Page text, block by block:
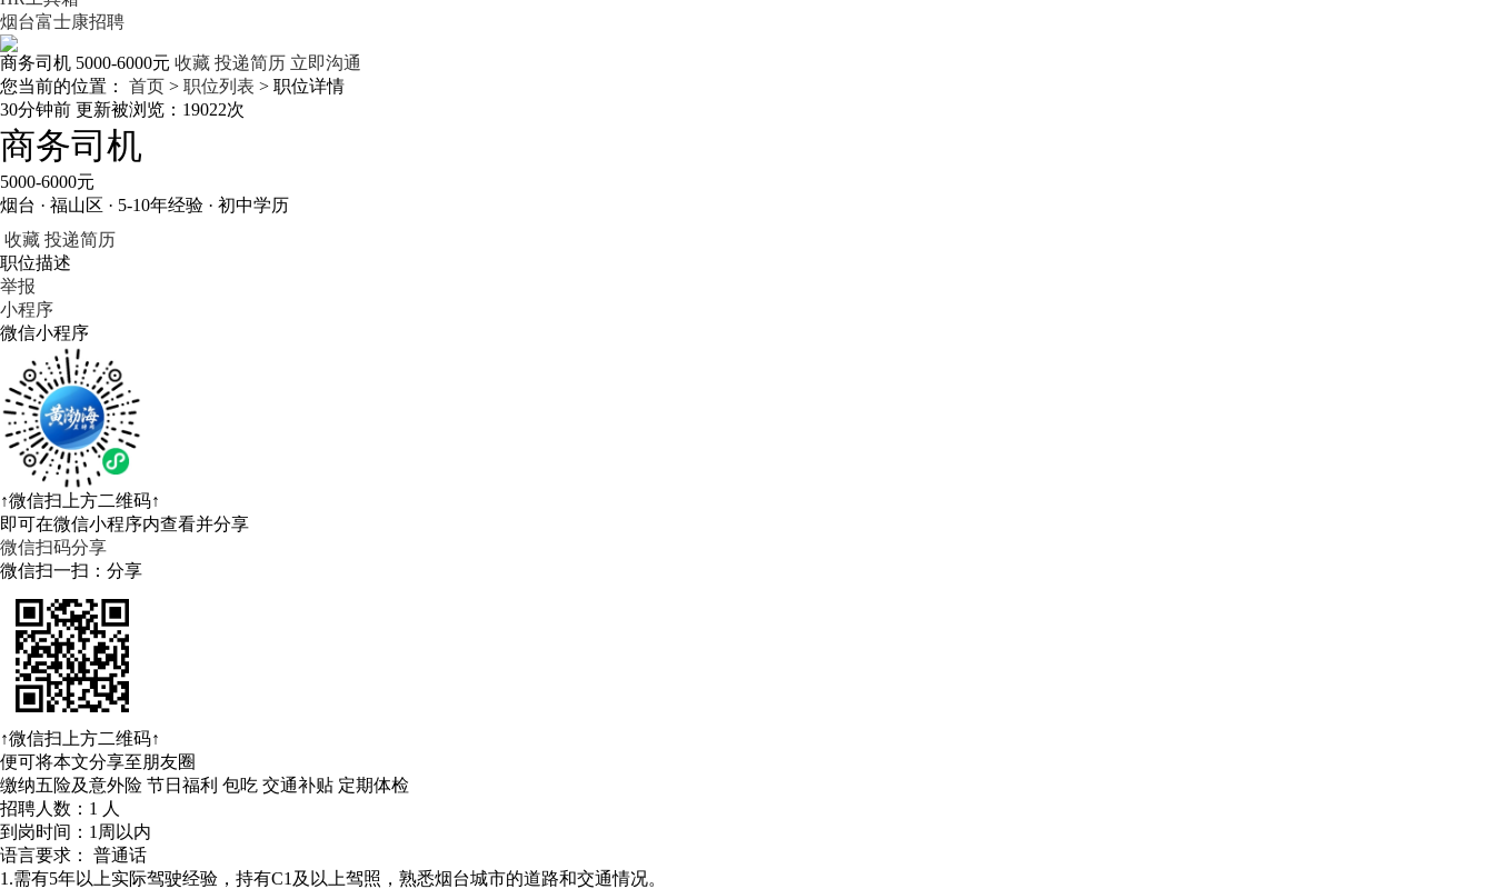
烟台富士康招聘
商务司机 5000-6000元 收藏 投递简历 立即沟通
您当前的位置： 首页 > 职位列表 > 职位详情
30分钟前 更新被浏览： 19022次
商务司机
5000-6000元
烟台 · 福山区 · 5-10年经验 · 初中学历
收藏 投递简历
职位描述
举报
小程序
微信小程序
↑微信扫上方二维码↑
即可在微信小程序内查看并分享
微信扫码分享
微信扫一扫：分享
↑微信扫上方二维码↑
便可将本文分享至朋友圈
缴纳五险及意外险 节日福利 包吃 交通补贴 定期体检
招聘人数：1 人
到岗时间：1周以内
语言要求： 普通话
1.需有5年以上实际驾驶经验，持有C1及以上驾照，熟悉烟台城市的道路和交通情况。